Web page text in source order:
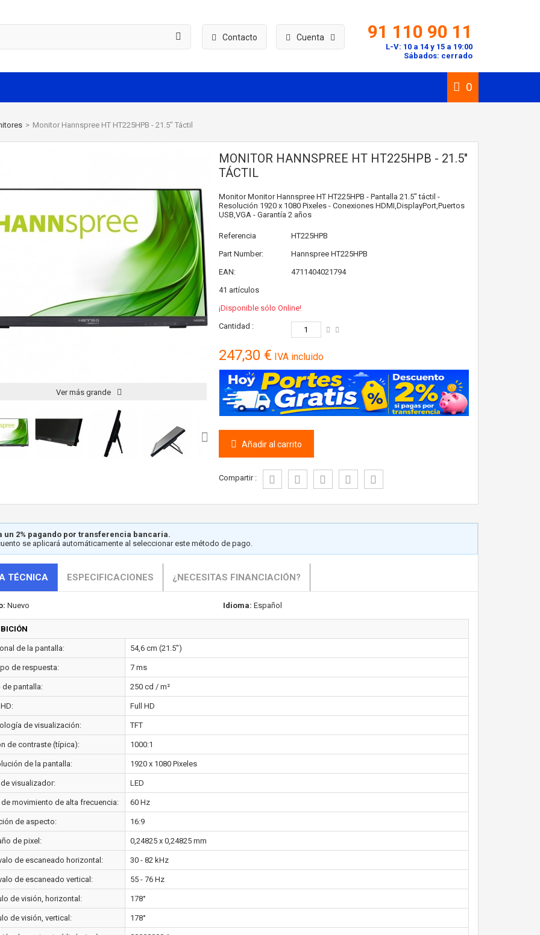
Cuenta
Contacto 91 110 90 11
L-V: 10 a 14 y 15 a 19:00
Sábados: cerrado
0
> Monitor Hannspree HT HT225HPB - 21.5" Táctil
Ver más grande
MONITOR HANNSPREE HT HT225HPB - 21.5"
TÁCTIL
Monitor Monitor Hannspree HT HT225HPB - Pantalla 21.5" táctil -
Resolución 1920 x 1080 Pixeles - Conexiones HDMI,DisplayPort,Puertos
USB,VGA - Garantía 2 años
Referencia
HT225HPB
Part Number:
Hannspree HT225HPB
EAN:
4711404021794
41 artículos
¡Disponible sólo Online!
Cantidad :
247,30 € IVA incluido
Añadir al carrito
Compartir :
un 2% pagando por transferencia bancaria.
se aplicará automáticamente al seleccionar este método de pago.
TÉCNICA ESPECIFICACIONES ¿NECESITAS FINANCIACIÓN?
Nuevo Idioma: Español
de la pantalla: 54,6 cm (21.5")
de respuesta: 7 ms
de pantalla: 250 cd / m²
Full HD
de visualización: TFT
de contraste (típica): 1000:1
de la pantalla: 1920 x 1080 Pixeles
visualizador: LED
de movimiento de alta frecuencia: 60 Hz
de aspecto: 16:9
de pixel: 0,24825 x 0,24825 mm
de escaneado horizontal: 30 - 82 kHz
de escaneado vertical: 55 - 76 Hz
de visión, horizontal: 178°
de visión, vertical: 178°